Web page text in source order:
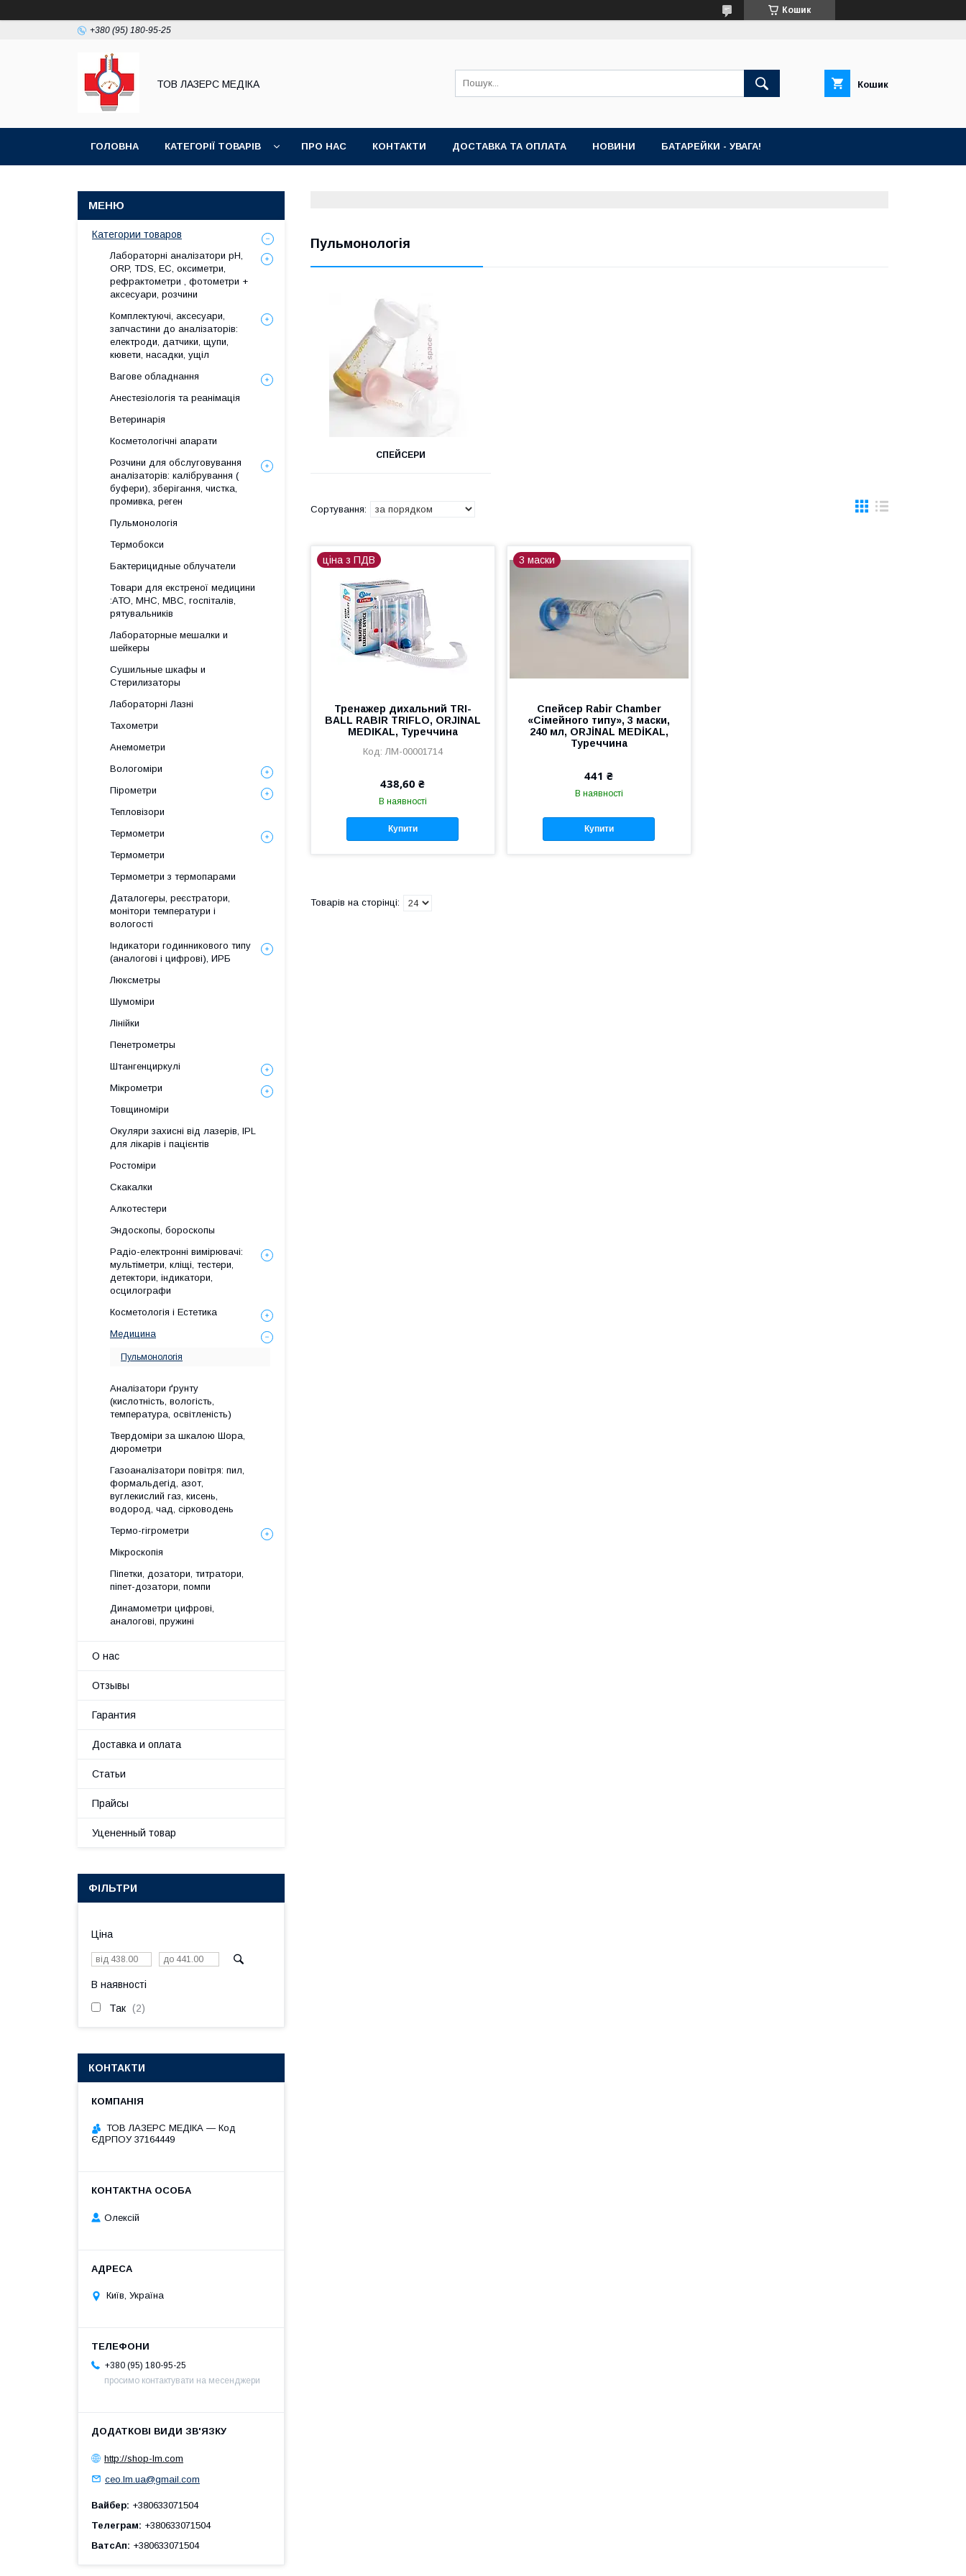
Кошик
+380 (95) 180-95-25
ТОВ ЛАЗЕРС МЕДІКА Кошик
ГОЛОВНА КАТЕГОРІЇ ТОВАРІВ ПРО НАС КОНТАКТИ ДОСТАВКА ТА ОПЛАТА НОВИНИ БАТАРЕЙКИ - УВАГА!
Пульмонологія
СПЕЙСЕРИ
ціна з ПДВ
Тренажер дихальний TRI-
BALL RABIR TRIFLO, ORJINAL
MEDIKAL, Туреччина
ЛМ-00001714
438,60 ₴
В наявності
Купити
3 маски
Спейсер Rabir Chamber
«Сімейного типу», 3 маски,
240 мл, ORJİNAL MEDİKAL,
Туреччина
441 ₴
В наявності
Купити
Категории товаров
Лабораторні аналізатори pH,
ORP, TDS, EC, оксиметри,
рефрактометри , фотометри +
аксесуари, розчини
Комплектуючі, аксесуари,
запчастини до аналізаторів:
електроди, датчики, щупи,
кювети, насадки, ущіл
Вагове обладнання
Анестезіологія та реанімація
Ветеринарія
Косметологічні апарати
Розчини для обслуговування
аналізаторів: калібрування (
буфери), зберігання, чистка,
промивка, реген
Пульмонологія
Термобокси
Бактерицидные облучатели
Товари для екстреної медицини
:АТО, МНС, МВС, госпіталів,
рятувальників
Лабораторные мешалки и
шейкеры
Сушильные шкафы и
Стерилизаторы
Лабораторні Лазні
Тахометри
Анемометри
Вологоміри
Пірометри
Тепловізори
Термометри
Термометри
Термометри з термопарами
Даталогеры, реєстратори,
монітори температури і
вологості
Індикатори годинникового типу
(аналогові і цифрові), ИРБ
Люксметры
Шумоміри
Лінійки
Пенетрометры
Штангенциркулі
Мікрометри
Товщиноміри
Окуляри захисні від лазерів, IPL
для лікарів і пацієнтів
Ростоміри
Скакалки
Алкотестери
Эндоскопы, бороскопы
Радіо-електронні вимірювачі:
мультіметри, кліщі, тестери,
детектори, індикатори,
осцилографи
Косметологія і Естетика
Медицина
Пульмонологія
Аналізатори ґрунту
(кислотність, вологість,
температура, освітленість)
Твердоміри за шкалою Шора,
дюрометри
Газоаналізатори повітря: пил,
формальдегід, азот,
вуглекислий газ, кисень,
водород, чад, сірководень
Термо-гігрометри
Мікроскопія
Піпетки, дозатори, титратори,
піпет-дозатори, помпи
Динамометри цифрові,
аналогові, пружині
О нас
Отзывы
Гарантия
Доставка и оплата
Статьи
Прайсы
Уцененный товар
ФІЛЬТРИ
Ціна
В наявності
Так 2
КОНТАКТИ
ТОВ ЛАЗЕРС МЕДІКА — Код
ЄДРПОУ 37164449
Олексій
Київ, Україна
+380 (95) 180-95-25
просимо контактувати на месенджери
http://shop-lm.com
ceo.lm.ua@gmail.com
Вайбер +380633071504
Телеграм
+380633071504
ВатсАп
+380633071504